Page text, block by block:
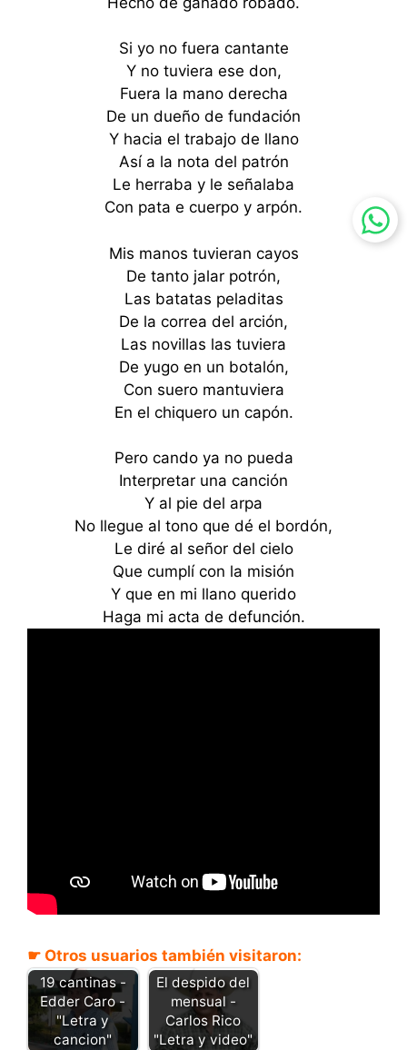
Si yo no fuera cantante
Y no tuviera ese don,
Fuera la mano derecha
De un dueño de fundación
Y hacia el trabajo de llano
Así a la nota del patrón
Le herraba y le señalaba
Con pata e cuerpo y arpón.
Mis manos tuvieran cayos
De tanto jalar potrón,
Las batatas peladitas
De la correa del arción,
Las novillas las tuviera
De yugo en un botalón,
Con suero mantuviera
En el chiquero un capón.
Pero cando ya no pueda
Interpretar una canción
Y al pie del arpa
No llegue al tono que dé el bordón,
Le diré al señor del cielo
Que cumplí con la misión
Y que en mi llano querido
Haga mi acta de defunción.
☛ Otros usuarios también visitaron:
19 cantinas -
Edder Caro -
"Letra y
cancion"
El despido del
mensual -
Carlos Rico
"Letra y video"